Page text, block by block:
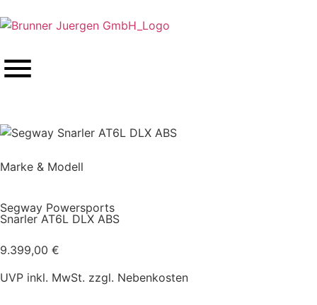
Marke & Modell
Segway Powersports
Snarler AT6L DLX ABS
9.399,00 €
UVP inkl. MwSt. zzgl. Nebenkosten